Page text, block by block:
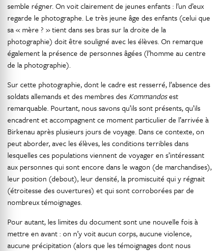
semble régner. On voit clairement de jeunes enfants : l’un d’eux
regarde le photographe. Le très jeune âge des enfants (celui que
sa « mère ? » tient dans ses bras sur la droite de la
photographie) doit être souligné avec les élèves. On remarque
également la présence de personnes âgées (l’homme au centre
de la photographie).
Sur cette photographie, dont le cadre est resserré, l’absence des
soldats allemands et des membres des Kommandosest
remarquable. Pourtant, nous savons qu’ils sont présents, qu’ils
encadrent et accompagnent ce moment particulier de l’arrivée à
Birkenau après plusieurs jours de voyage. Dans ce contexte, on
peut aborder, avec les élèves, les conditions terribles dans
lesquelles ces populations viennent de voyager en s’intéressant
aux personnes qui sont encore dans le wagon (de marchandises),
leur position (debout), leur densité, la promiscuité qui y régnait
(étroitesse des ouvertures) et qui sont corroborées par de
nombreux témoignages.
Pour autant, les limites du document sont une nouvelle fois à
mettre en avant : on n’y voit aucun corps, aucune violence,
aucune précipitation (alors que les témoignages dont nous